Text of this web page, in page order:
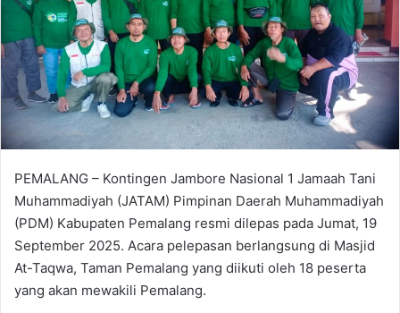
PEMALANG – Kontingen Jambore Nasional 1 Jamaah Tani
Muhammadiyah (JATAM) Pimpinan Daerah Muhammadiyah
(PDM) Kabupaten Pemalang resmi dilepas pada Jumat, 19
September 2025. Acara pelepasan berlangsung di Masjid
At-Taqwa, Taman Pemalang yang diikuti oleh 18 peserta
yang akan mewakili Pemalang.